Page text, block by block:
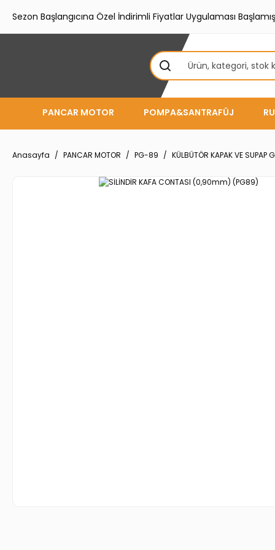
Sezon Başlangıcına Özel İndirimli Fiyatlar Uygulaması
PANCAR MOTOR POMPA&SANTRAFÜJ
Anasayfa PANCAR MOTOR PG-89 KÜLBÜTÖR KAPAK VE SUPAP